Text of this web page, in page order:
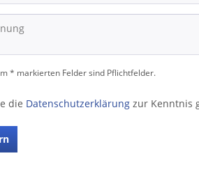
* markierten Felder sind Pflichtfelder.
die Datenschutzerklärung zur Kenntnis